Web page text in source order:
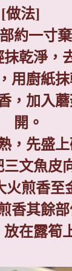
[做法]
約一寸
乾淨，
用廚紙抹
，加入
開。
，先盛上
文魚皮
火煎香至
香其餘部
在露筍